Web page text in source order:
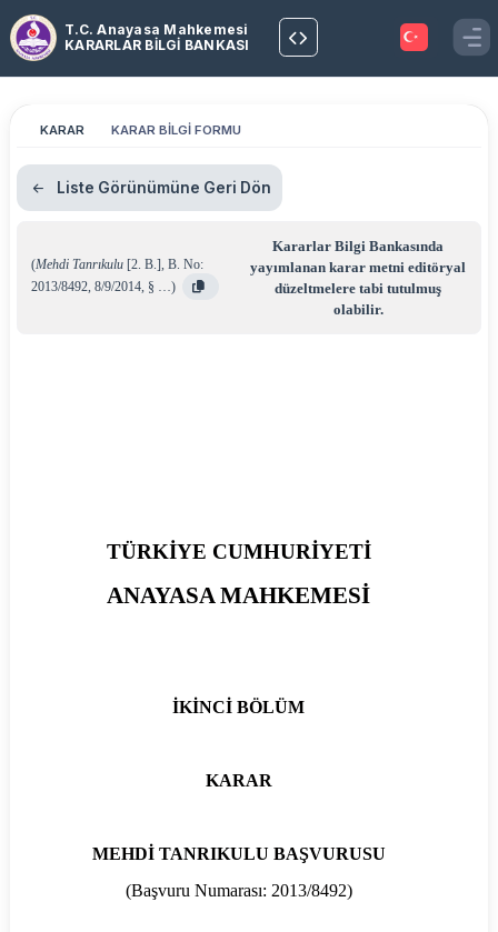
T.C. Anayasa Mahkemesi
KARARLAR BİLGİ BANKASI
KARAR KARAR BİLGİ FORMU
Liste Görünümüne Geri Dön
(Mehdi Tanrıkulu [2. B.], B. No:
2013/8492, 8/9/2014, § …)
Kararlar Bilgi Bankasında
yayımlanan karar metni editöryal
düzeltmelere tabi tutulmuş
olabilir.